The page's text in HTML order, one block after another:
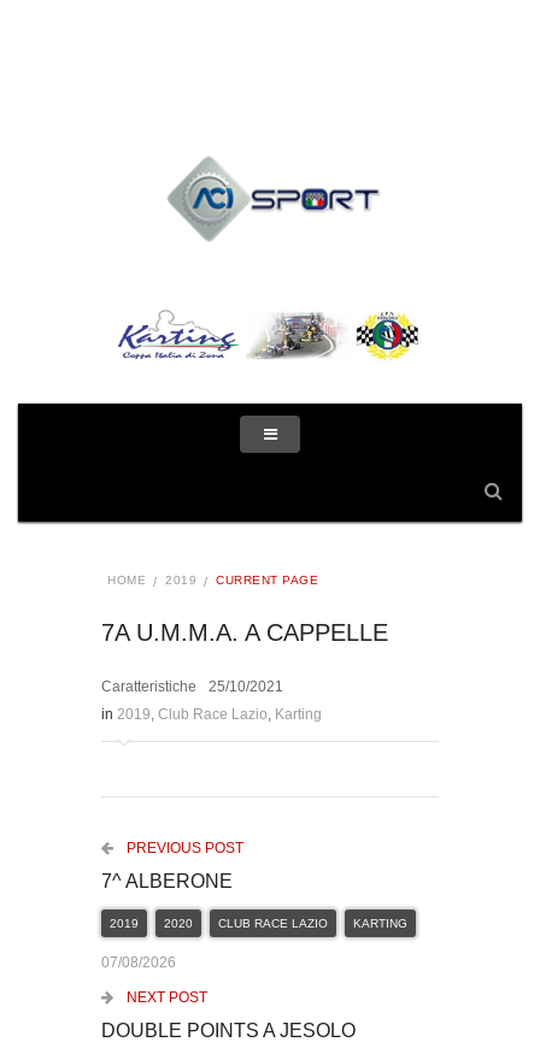
HOME 2019 CURRENT PAGE
7A U.M.M.A. A CAPPELLE
Caratteristiche
25/10/2021
in 2019, Club Race Lazio, Karting
PREVIOUS POST
7^ ALBERONE
2019 2020 CLUB RACE LAZIO KARTING
07/08/2026
NEXT POST
DOUBLE POINTS A JESOLO